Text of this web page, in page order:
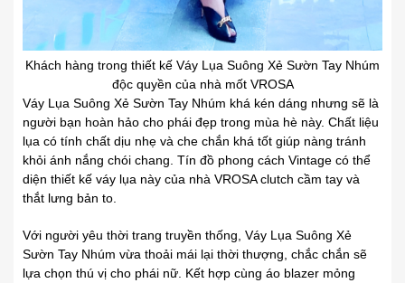
Khách hàng trong thiết kế Váy Lụa Suông Xẻ Sườn Tay Nhúm
độc quyền của nhà mốt VROSA
Váy Lụa Suông Xẻ Sườn Tay Nhúm khá kén dáng nhưng sẽ là
người bạn hoàn hảo cho phái đẹp trong mùa hè này. Chất liệu
lụa có tính chất dịu nhẹ và che chắn khá tốt giúp nàng tránh
khỏi ánh nắng chói chang. Tín đồ phong cách Vintage có thể
diện thiết kế váy lụa này của nhà VROSA clutch cầm tay và
thắt lưng bản to.
Với người yêu thời trang truyền thống, Váy Lụa Suông Xẻ
Sườn Tay Nhúm vừa thoải mái lại thời thượng, chắc chắn sẽ
lựa chọn thú vị cho phái nữ. Kết hợp cùng áo blazer mỏng